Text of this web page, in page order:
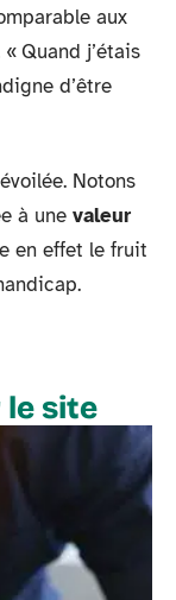
aux
Quand j’étais
d’être
Notons
à une valeur
en effet le fruit
le site